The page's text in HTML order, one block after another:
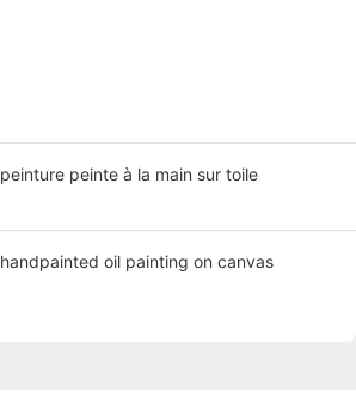
peinture peinte à la main sur toile
handpainted oil painting on canvas